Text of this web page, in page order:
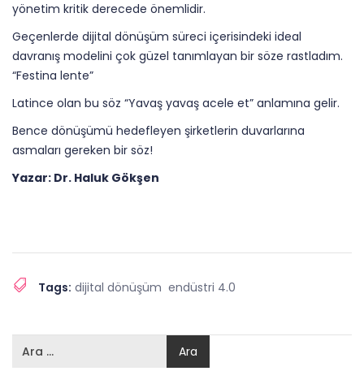
yönetim kritik derecede önemlidir.
Geçenlerde dijital dönüşüm süreci içerisindeki ideal
davranış modelini çok güzel tanımlayan bir söze rastladım.
“Festina lente”
Latince olan bu söz “Yavaş yavaş acele et” anlamına gelir.
Bence dönüşümü hedefleyen şirketlerin duvarlarına
asmaları gereken bir söz!
Yazar: Dr. Haluk Gökşen
Tags: dijital dönüşüm endüstri 4.0